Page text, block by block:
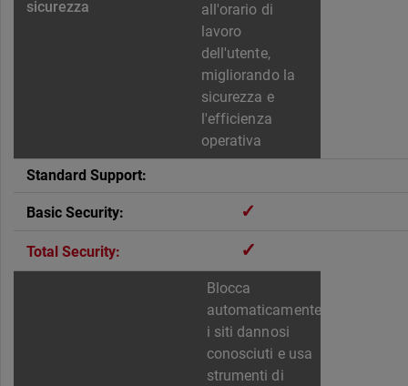
all'orario di
lavoro
dell'utente,
migliorando la
sicurezza e
l'efficienza
operativa
✓
✓
Blocca
automaticamente
i siti dannosi
conosciuti e usa
strumenti di